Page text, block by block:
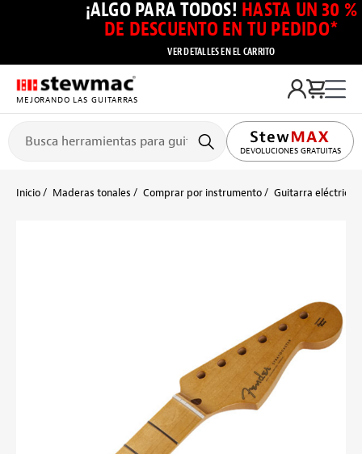
¡ALGO PARA TODOS! HASTA UN 30 %
DE DESCUENTO EN TU PEDIDO*
VER DETALLES EN EL CARRITO
MEJORANDO LAS GUITARRAS
DEVOLUCIONES GRATUITAS
Inicio Maderas tonales Comprar por instrumento Guitarra eléctrica